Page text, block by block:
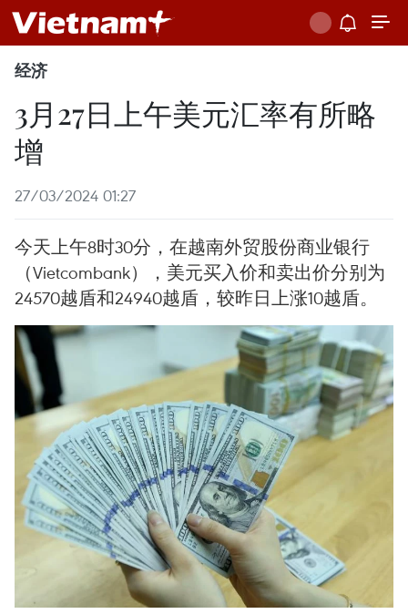
经济
3月27日上午美元汇率有所略
增
27/03/2024 01:27
今天上午8时30分，在越南外贸股份商业银行
（Vietcombank），美元买入价和卖出价分别为
24570越盾和24940越盾，较昨日上涨10越盾。